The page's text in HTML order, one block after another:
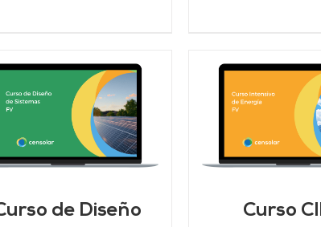
de Diseño
AÑADIR AL CARRITO
DETALLES
Curso
AÑADIR AL